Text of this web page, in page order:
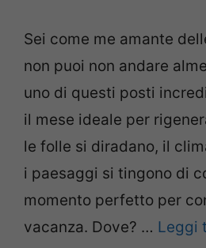
Sei come me amante
non puoi non andare
uno di questi posti
il mese ideale per
le folle si diradano, il
i paesaggi si tingono di
momento perfetto per
vacanza. Dove? … Leggi